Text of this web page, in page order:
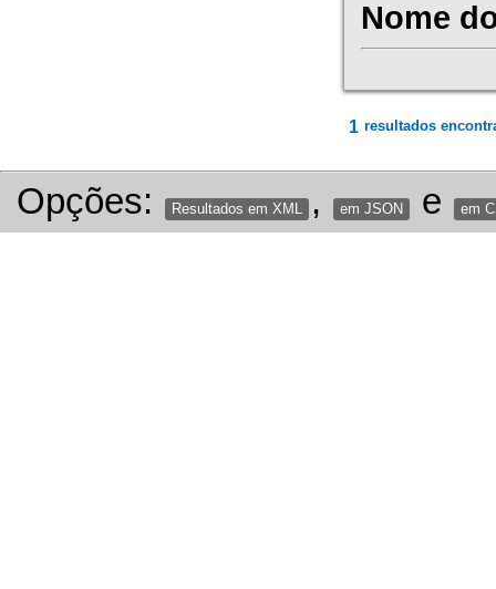
Nome
1 resultados
Opções: Resultados em XML , em JSON e em